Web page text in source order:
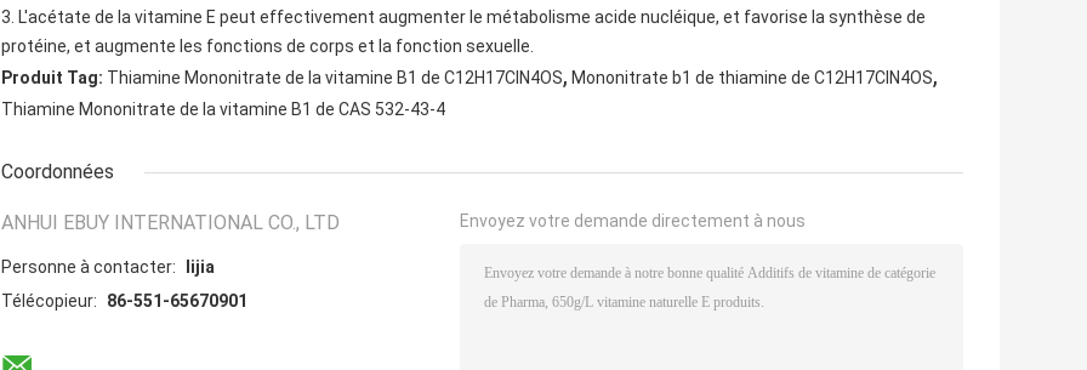
3. L'acétate de la vitamine E peut effectivement augmenter le métabolisme acide nucléique, et favorise la synthèse de
protéine, et augmente les fonctions de corps et la fonction sexuelle.
Produit Tag: Thiamine Mononitrate de la vitamine B1 de C12H17ClN4OS, Mononitrate b1 de thiamine de C12H17ClN4OS,
Thiamine Mononitrate de la vitamine B1 de CAS 532-43-4
Coordonnées
ANHUI EBUY INTERNATIONAL CO., LTD
Personne à contacter:
lijia
Télécopieur:
86-551-65670901
Envoyez votre demande directement à nous